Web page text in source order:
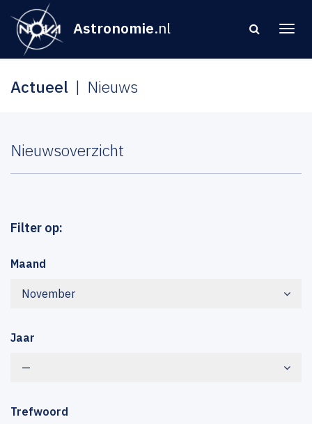
Astronomie.nl
Actueel Nieuws
Nieuwsoverzicht
Filter op:
Maand
November
Jaar
—
Trefwoord